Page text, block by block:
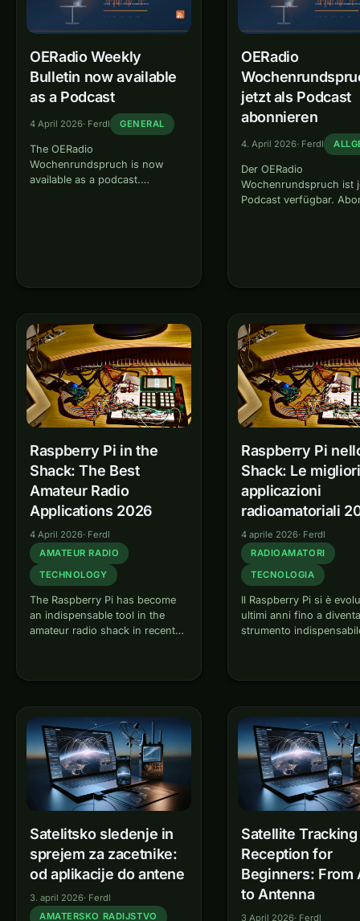
OERadio Weekly
Bulletin now available
as a Podcast
4 April 2026· Ferdl GENERAL
The OERadio
Wochenrundspruch is now
available as a podcast.
OERadio
jetzt als Podcast
abonnieren
4. April 2026· Ferdl
Der OERadio
Wochenrundspruch ist
Podcast verfügbar.
Podcatcher.
Raspberry Pi in the
Shack: The Best
Amateur Radio
Applications 2026
4 April 2026· Ferdl
AMATEUR RADIO
TECHNOLOGY
The Raspberry Pi has become
an indispensable tool in the
amateur radio shack in recent
single-board computer
handles…
Raspberry Pi
Shack: Le migliori
applicazioni
radioamatoriali
4 aprile 2026· Ferdl
RADIOAMATORI
TECNOLOGIA
Il Raspberry Pi si è
ultimi anni fino a
strumento
il piccolo computer a…
Satelitsko sledenje in
sprejem za zacetnike:
od aplikacije do antene
3. april 2026· Ferdl
AMATERSKO RADIJSTVO
Satellite Tracking
Reception for
Beginners: From
to Antenna
3 April 2026· Ferdl